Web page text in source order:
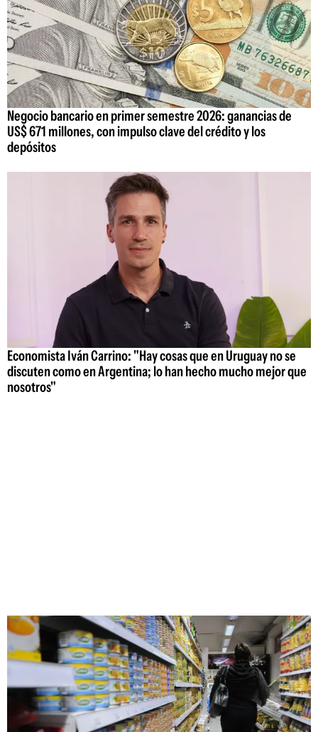
Negocio bancario en primer semestre 2026: ganancias de
US$ 671 millones, con impulso clave del crédito y los
depósitos
Economista Iván Carrino: "Hay cosas que en Uruguay no se
discuten como en Argentina; lo han hecho mucho mejor que
nosotros"